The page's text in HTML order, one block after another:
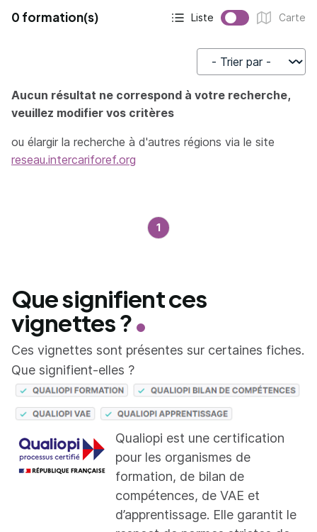
0 formation(s)
Affichage actif :
Liste
Affichage :
Carte
Trier par
Aucun résultat ne correspond à votre recherche,
veuillez modifier vos critères
ou élargir la recherche à d'autres régions via le site
reseau.intercariforef.org
1
Que signifient ces
vignettes ?
Ces vignettes sont présentes sur certaines fiches.
Que signifient-elles ?
Qualiopi est une certification
pour les organismes de
formation, de bilan de
compétences, de VAE et
d’apprentissage. Elle garantit le